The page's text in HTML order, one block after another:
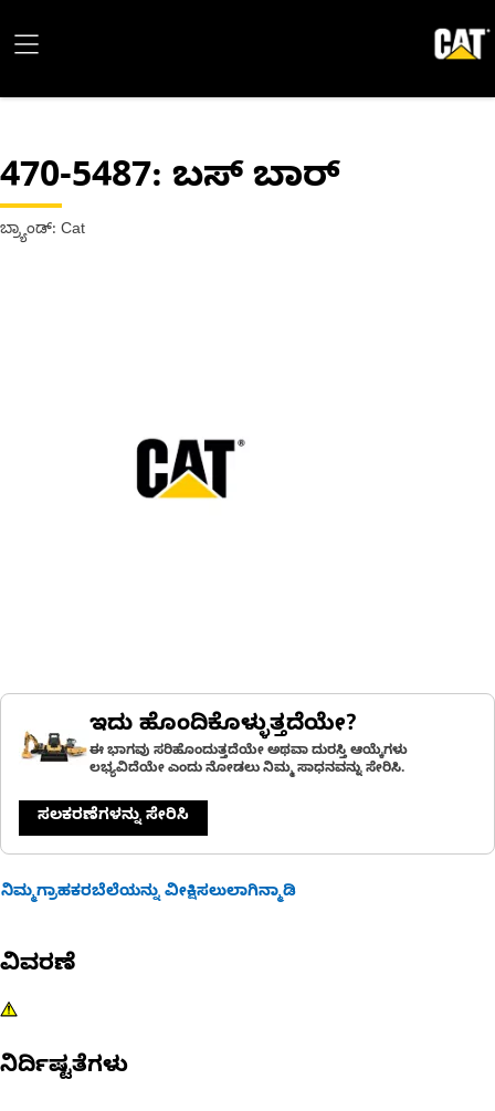
470-5487: ಬಸ್ ಬಾರ್
ಬ್ರ್ಯಾಂಡ್: Cat
ಇದು ಹೊಂದಿಕೊಳ್ಳುತ್ತದೆಯೇ?
ಈ ಭಾಗವು ಸರಿಹೊಂದುತ್ತದೆಯೇ ಅಥವಾ ದುರಸ್ತಿ ಆಯ್ಕೆಗಳು
ಲಭ್ಯವಿದೆಯೇ ಎಂದು ನೋಡಲು ನಿಮ್ಮ ಸಾಧನವನ್ನು ಸೇರಿಸಿ.
ಸಲಕರಣೆಗಳನ್ನು ಸೇರಿಸಿ
ನಿಮ್ಮಗ್ರಾಹಕರಬೆಲೆಯನ್ನು ವೀಕ್ಷಿಸಲುಲಾಗಿನ್ಮಾಡಿ
ವಿವರಣೆ
ನಿರ್ದಿಷ್ಟತೆಗಳು